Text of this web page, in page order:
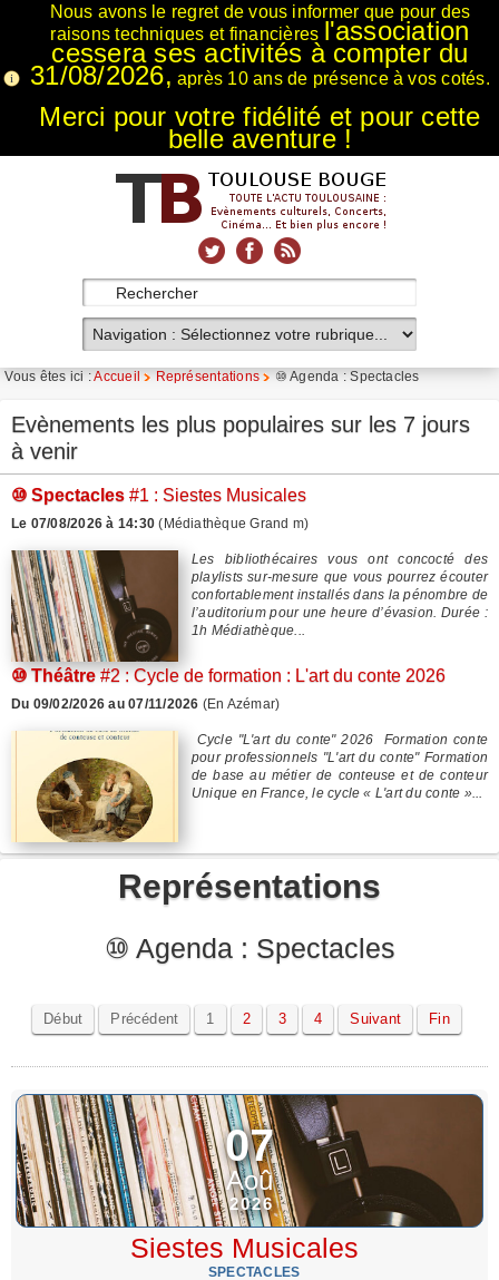
Nous avons le regret de vous informer que pour des
raisons techniques et financières l'association
cessera ses activités à compter du
31/08/2026, après 10 ans de présence à vos cotés.
Merci pour votre fidélité et pour cette
belle aventure !
Vous êtes ici :Accueil Représentations ⑩ Agenda : Spectacles
Evènements les plus populaires sur les 7 jours
à venir
⑩ Spectacles #1 : Siestes Musicales
Le 07/08/2026 à 14:30 (Médiathèque Grand m)
Les bibliothécaires vous ont concocté des
playlists sur-mesure que vous pourrez écouter
confortablement installés dans la pénombre de
l’auditorium pour une heure d’évasion. Durée :
1h Médiathèque...
⑩ Théâtre#2 : Cycle de formation : L'art du conte 2026
Du 09/02/2026 au 07/11/2026 (En Azémar)
Cycle "L'art du conte" 2026 Formation conte
pour professionnels "L'art du conte" Formation
de base au métier de conteuse et de conteur
Unique en France, le cycle « L'art du conte »...
Représentations
⑩ Agenda : Spectacles
Début Précédent 1 2 3 4 Suivant Fin
07
Aoû
2026
Siestes Musicales
SPECTACLES